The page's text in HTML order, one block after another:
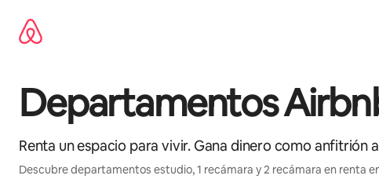
contenido
Departamentos
Renta un espacio para vivir. Gana dinero como anfitrión
Descubre departamentos estudio, 1 recámara y 2 recámara en renta